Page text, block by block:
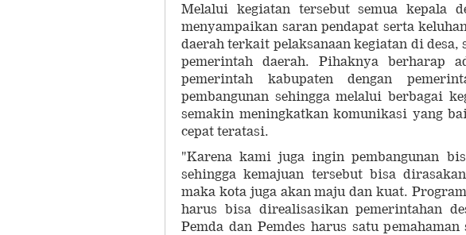
Melalui kegiatan tersebut semua kepala
menyampaikan saran pendapat serta
daerah terkait pelaksanaan kegiatan di
pemerintah daerah. Pihaknya berharap
pemerintah kabupaten dengan
pembangunan sehingga melalui berbagai
semakin meningkatkan komunikasi yang
cepat teratasi.
"Karena kami juga ingin pembangunan
sehingga kemajuan tersebut bisa
maka kota juga akan maju dan kuat.
harus bisa direalisasikan pemerintahan
Pemda dan Pemdes harus satu